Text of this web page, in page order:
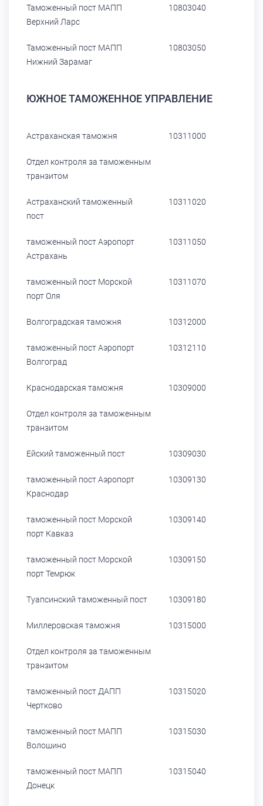
Таможенный пост МАПП
Верхний Ларс
10803040
Таможенный пост МАПП
Нижний Зарамаг
10803050
ЮЖНОЕ ТАМОЖЕННОЕ УПРАВЛЕНИЕ
Астраханская таможня 10311000
Отдел контроля за таможенным
транзитом
Астраханский таможенный
пост
10311020
таможенный пост Аэропорт
Астрахань
10311050
таможенный пост Морской
порт Оля
10311070
Волгоградская таможня 10312000
таможенный пост Аэропорт
Волгоград
10312110
Краснодарская таможня 10309000
Отдел контроля за таможенным
транзитом
Ейский таможенный пост 10309030
таможенный пост Аэропорт
Краснодар
10309130
таможенный пост Морской
порт Кавказ
10309140
таможенный пост Морской
порт Темрюк
10309150
Туапсинский таможенный пост 10309180
Миллеровская таможня 10315000
Отдел контроля за таможенным
транзитом
таможенный пост ДАПП
Чертково
10315020
таможенный пост МАПП
Волошино
10315030
таможенный пост МАПП
Донецк
10315040